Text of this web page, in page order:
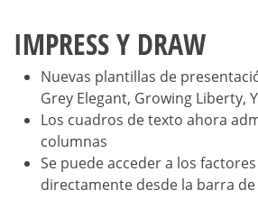
IMPRESS Y DRAW
Nuevas plantillas de
Grey Elegant, Growing Liberty,
Los cuadros de texto ahora
columnas
Se puede acceder a los
directamente desde la barra